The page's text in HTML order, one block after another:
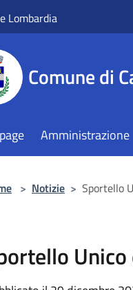
Lombardia
Comune di
Amministrazione
> Notizie > Sportello